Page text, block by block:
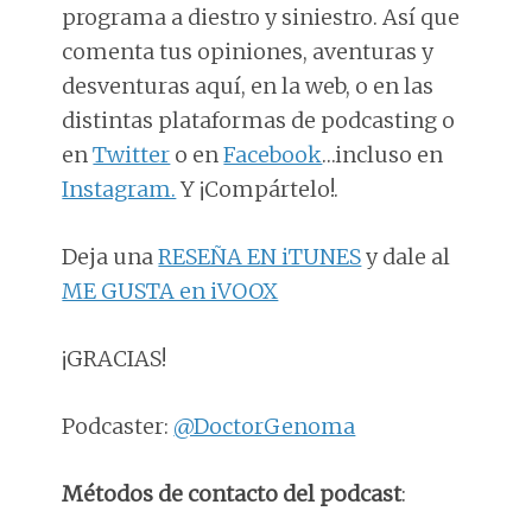
programa a diestro y siniestro. Así que
comenta tus opiniones, aventuras y
desventuras aquí, en la web, o en las
distintas plataformas de podcasting o
enTwitter o enFacebook…incluso en
Instagram. Y ¡Compártelo!.
Deja unaRESEÑA EN iTUNESy dale al
ME GUSTA en iVOOX
¡GRACIAS!
Podcaster: @DoctorGenoma
Métodos de contacto del podcast: